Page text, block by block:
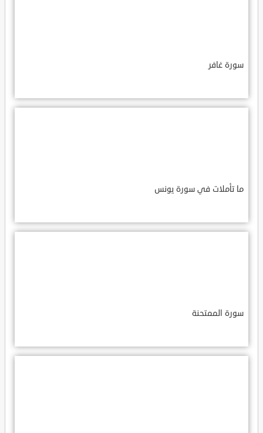
سورة غافر
ما تأملات في سورة يونس
سورة الممتحنة